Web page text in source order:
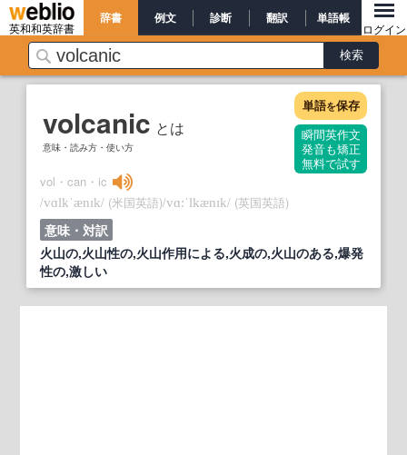
英和和英辞書
辞書 例文 診断 翻訳 単語帳
ログイン
volcanic とは
意味・読み方・使い方
単語を保存
瞬間英作文
発音も矯正
無料で試す
vol・can・ic
/vɑlkˈænɪk/ (米国英語)/vɑ:ˈlkænɪk/ (英国英語)
意味・対訳
火山の,火山性の,火山作用による,火成の,火山のある,爆発
性の,激しい